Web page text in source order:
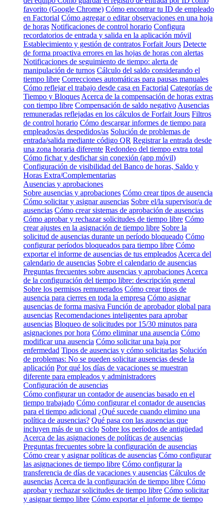
favorito (Google Chrome) Cómo encontrar tu ID de empleado
en Factorial Cómo agregar o editar observaciones en una hoja
de horas Notificaciones de control horario Configura
recordatorios de entrada y salida en la aplicación móvil
Establecimiento y gestión de contratos Forfait Jours Detecte
de forma proactiva errores en las hojas de horas con alertas
Notificaciones de seguimiento de tiempo: alerta de
manipulación de turnos Cálculo del saldo considerando el
tiempo libre Correcciones automáticas para pausas manuales
Cómo reflejar el trabajo desde casa en Factorial Categorías de
Tiempo y Bloques Acerca de la compensación de horas extras
con tiempo libre Compensación de saldo negativo Ausencias
remuneradas reflejadas en los cálculos de Forfait Jours Filtros
de control horario Cómo descargar informes de tiempo para
empleados/as despedidos/as Solución de problemas de
entrada/salida mediante código QR Registrar la entrada desde
una zona horaria diferente Redondeo del tiempo extra total
Cómo fichar y desfichar sin conexión (app móvil)
Configuración de visibilidad del Banco de horas, Saldo y
Horas Extra/Complementarias
Ausencias y aprobaciones
Sobre ausencias y aprobaciones Cómo crear tipos de ausencia
Cómo solicitar y asignar ausencias Sobre el/la supervisor/a de
ausencias Cómo crear sistemas de aprobación de ausencias
Cómo aprobar y rechazar solicitudes de tiempo libre Cómo
crear ajustes en la asignación de tiempo libre Sobre la
solicitud de ausencias durante un período bloqueado Cómo
configurar períodos bloqueados para tiempo libre Cómo
exportar el informe de ausencias de tus empleados Acerca del
calendario de ausencias Sobre el calendario de ausencias
Preguntas frecuentes sobre ausencias y aprobaciones Acerca
de la configuración del tiempo libre: descripción general
Sobre los permisos remunerados Cómo crear tipos de
ausencia para cierres en toda la empresa Cómo asignar
ausencias de forma masiva Función de aprobador global para
ausencias Recomendaciones inteligentes para aprobar
ausencias Bloqueo de solicitudes por 15/30 minutos para
asignaciones por hora Cómo eliminar una ausencia Cómo
modificar una ausencia Cómo solicitar una baja por
enfermedad Tipos de ausencias y cómo solicitarlas Solución
de problemas: No se pueden solicitar ausencias desde la
aplicación Por qué los días de vacaciones se muestran
diferente para empleados y administradores
Configuración de ausencias
Cómo configurar un contador de ausencias basado en el
tiempo trabajado Cómo configurar el contador de ausencias
para el tiempo adicional ¿Qué sucede cuando elimino una
política de ausencias? Qué pasa con las ausencias que
incluyen más de un ciclo Sobre los períodos de antigüedad
Acerca de las asignaciones de políticas de ausencias
Preguntas frecuentes sobre la configuración de ausencias
Cómo crear y asignar políticas de ausencias Cómo configurar
las asignaciones de tiempo libre Cómo configurar la
transferencia de días de vacaciones y ausencias Cálculos de
ausencias Acerca de la configuración de tiempo libre Cómo
aprobar y rechazar solicitudes de tiempo libre Cómo solicitar
y asignar tiempo libre Cómo exportar el informe de tiempo